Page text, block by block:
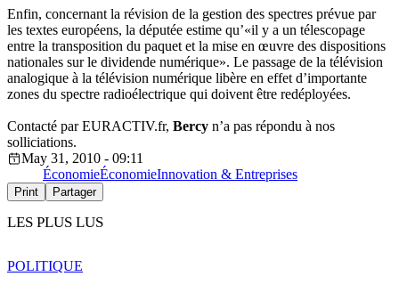
Enfin, concernant la révision de la gestion des spectres prévue par
les textes européens, la députée estime qu’«il y a un télescopage
entre la transposition du paquet et la mise en œuvre des dispositions
nationales sur le dividende numérique». Le passage de la télévision
analogique à la télévision numérique libère en effet d’importante
zones du spectre radioélectrique qui doivent être redéployées.
Contacté par EURACTIV.fr, Bercy n’a pas répondu à nos
solliciations.
May 31, 2010 - 09:11
ÉconomieÉconomieInnovation & Entreprises
Print Partager
LES PLUS LUS
POLITIQUE